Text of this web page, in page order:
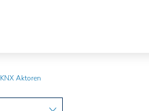
KNX Aktoren